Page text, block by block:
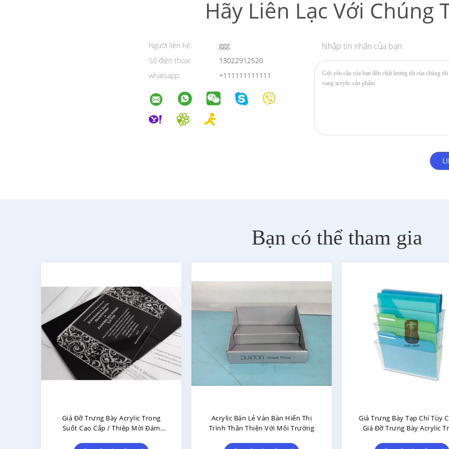
Hãy Liên Lạc Với Chúng
Người liên hệ:
ggg
Số điện thoại:
13022912520
whatsapp:
+111111111111
Nhập tin nhắn của bạn
Bạn có thể tham gia
Đeo Vớ Thẻ Mặt Bằng Ván / Thẻ
Cửa Hàng Có Thể Tái Chế
Ưu Tiên Nhà Và Nhà Bếp Acrylic
Display Stands Cho Lưu Trữ Mỹ
Sản Phẩm Acrylic Tùy
Không Độc Hại Chân Đế